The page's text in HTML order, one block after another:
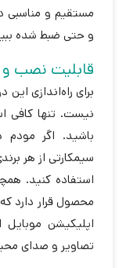
مستقیم و مناسبی
و حتی ضبط شده
قابلیت نصب و
برای راه‌اندازی
نیست. تنها
باشید. اگر مودم
سیمکارتی از هر
استفاده کنید.
محصول قرار دارد
اپلیکیشن موبایل
تصاویر و صدای